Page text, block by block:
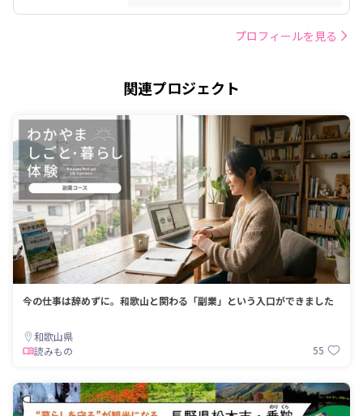
プロフィールを見る
関連プロジェクト
今の仕事は辞めずに。和歌山と関わる「副業」という入口ができました
和歌山県
読みもの
55